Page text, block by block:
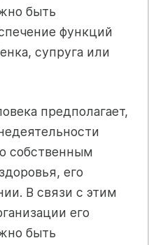
быть
функций
супруга или
предполагает,
собственным
его
В связи с этим
его
быть